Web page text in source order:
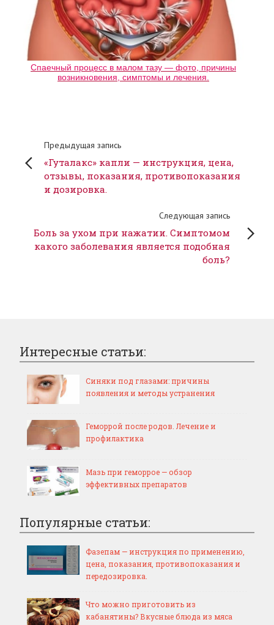
Спаечный процесс в малом тазу — фото, причины
возникновения, симптомы и лечения.
Предыдущая запись
«Гуталакс» капли — инструкция, цена,
отзывы, показания, противопоказания
и дозировка.
Следующая запись
Боль за ухом при нажатии. Симптомом
какого заболевания является подобная
боль?
Интересные статьи:
Синяки под глазами: причины
появления и методы устранения
Геморрой после родов. Лечение и
профилактика
Мазь при геморрое — обзор
эффективных препаратов
Популярные статьи:
Фазепам — инструкция по применению,
цена, показания, противопоказания и
передозировка.
Что можно приготовить из
кабанятины? Вкусные блюда из мяса